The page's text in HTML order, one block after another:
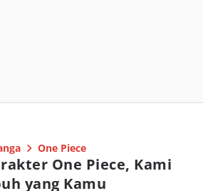
One Piece
One Piece, Kami
yang Kamu